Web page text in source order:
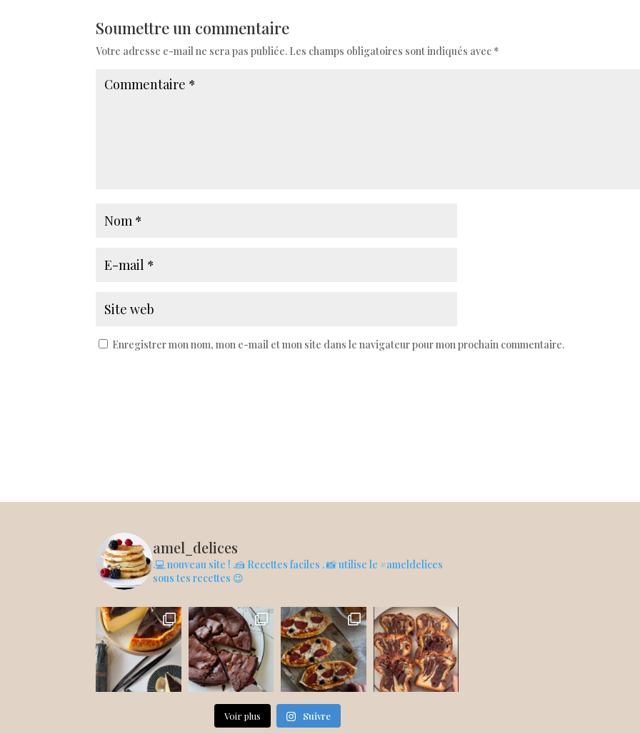
Soumettre un commentaire
Votre adresse e-mail ne sera pas publiée. Les champs obligatoires sont indiqués avec *
Enregistrer mon nom, mon e-mail et mon site dans le navigateur pour mon prochain commentaire.
amel_delices
.💻 nouveau site ! .🍰 Recettes faciles . 📸 utilise le #ameldelices
sous tes recettes 😉
Voir plus Suivre